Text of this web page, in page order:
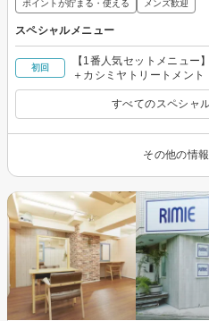
ポイントが貯まる・使える メンズ歓迎
スペシャルメニュー
初回
【1番人気セットメニュー
＋カシミヤトリートメント
すべてのスペシャ
その他の情